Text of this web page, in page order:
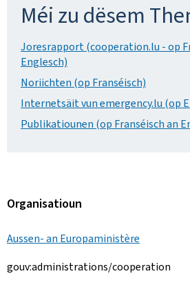
Méi zu dësem
Joresrapport (cooperation.lu - op
Englesch)
Noriichten (op Franséisch)
Internetsäit vun emergency.lu (op
Publikatiounen (op Franséisch an
Organisatioun
Aussen- an Europaministère
gouv:administrations/cooperation